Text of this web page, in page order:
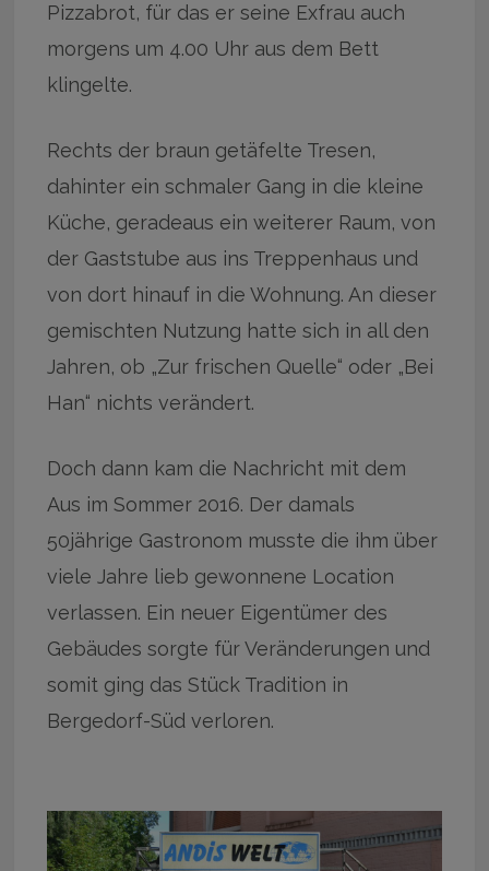
Pizzabrot, für das er seine Exfrau auch
morgens um 4.00 Uhr aus dem Bett
klingelte.
Rechts der braun getäfelte Tresen,
dahinter ein schmaler Gang in die kleine
Küche, geradeaus ein weiterer Raum, von
der Gaststube aus ins Treppenhaus und
von dort hinauf in die Wohnung. An dieser
gemischten Nutzung hatte sich in all den
Jahren, ob „Zur frischen Quelle“ oder „Bei
Han“ nichts verändert.
Doch dann kam die Nachricht mit dem
Aus im Sommer 2016. Der damals
50jährige Gastronom musste die ihm über
viele Jahre lieb gewonnene Location
verlassen. Ein neuer Eigentümer des
Gebäudes sorgte für Veränderungen und
somit ging das Stück Tradition in
Bergedorf-Süd verloren.